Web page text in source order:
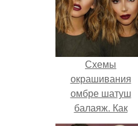
Схемы
окрашивания
омбре шатуш
балаяж. Как
выбрать